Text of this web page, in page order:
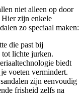
niet alleen op door
zijn enkele
zo speciaal maken:
die past bij
lichte jurken.
biedt
voeten vermindert.
zijn eenvoudig
frisheid zelfs na